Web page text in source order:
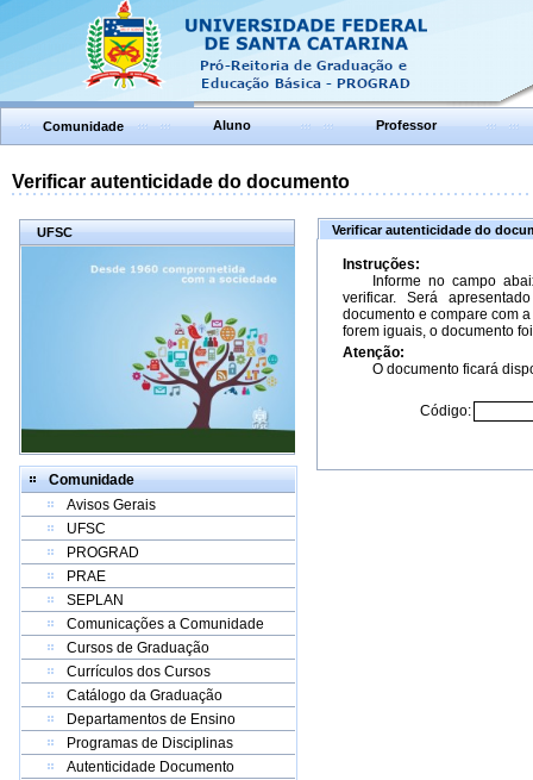
Comunidade Aluno Professor
Verificar autenticidade do documento
UFSC
Comunidade
Avisos Gerais
UFSC
PROGRAD
PRAE
SEPLAN
Comunicações a Comunidade
Cursos de Graduação
Currículos dos Cursos
Catálogo da Graduação
Departamentos de Ensino
Programas de Disciplinas
Autenticidade Documento
Verificar autenticidade do
Instruções:
Informe no campo
verificar. Será
documento e compare com
forem iguais, o documento
Atenção:
O documento ficará
Código: